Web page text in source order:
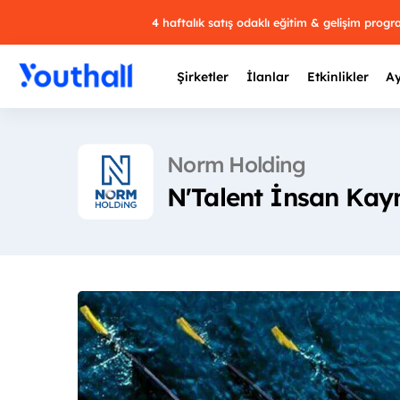
4 haftalık satış odaklı eğitim & gelişim
Şirketler İlanlar Etkinlikler
Norm Holding
N'Talent İnsan